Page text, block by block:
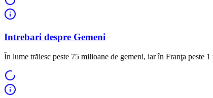
Intrebari despre Gemeni
În lume trăiesc peste 75 milioane de gemeni, iar în Franţa peste